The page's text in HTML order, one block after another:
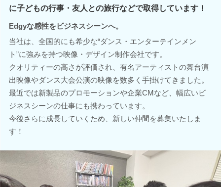
に子どもの行事・友人との旅行などで取得しています！
Edgyな感性をビジネスシーンへ。
当社は、全国的にも希少な“ダンス・エンターテインメン
ト”に強みを持つ映像・デザイン制作会社です。
クオリティーの高さが評価され、有名アーティストの舞台演
出映像やダンス大会公演の映像を数多く手掛けてきました。
最近では新製品のプロモーションや企業CMなど、幅広いビ
ジネスシーンの仕事にも携わっています。
今後さらに成長していくため、新しい仲間を募集いたしま
す！